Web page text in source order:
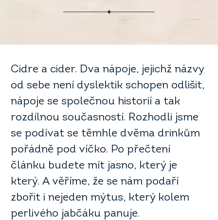
Cidre a cider. Dva nápoje, jejichž názvy
od sebe není dyslektik schopen odlišit,
nápoje se společnou historií a tak
rozdílnou současností. Rozhodli jsme
se podívat se těmhle dvěma drinkům
pořádně pod víčko. Po přečtení
článku budete mít jasno, který je
který. A věříme, že se nám podaří
zbořit i nejeden mýtus, který kolem
perlivého jabčáku panuje.